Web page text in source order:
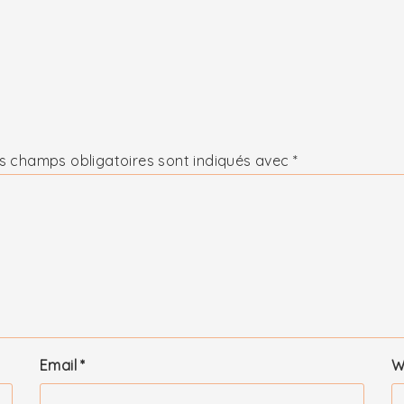
champs obligatoires sont indiqués avec*
Email*